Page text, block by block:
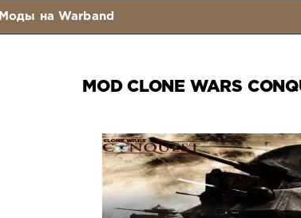
Моды на Warband
MOD CLONE WARS